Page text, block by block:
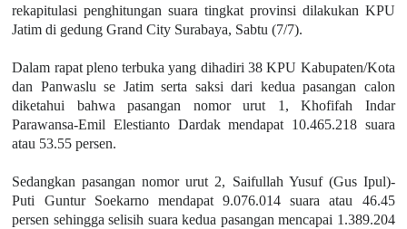
rekapitulasi penghitungan suara tingkat provinsi dilakukan KPU
Jatim di gedung Grand City Surabaya, Sabtu (7/7).
Dalam rapat pleno terbuka yang dihadiri 38 KPU Kabupaten/Kota
dan Panwaslu se Jatim serta saksi dari kedua pasangan calon
diketahui bahwa pasangan nomor urut 1, Khofifah Indar
Parawansa-Emil Elestianto Dardak mendapat 10.465.218 suara
atau 53.55 persen.
Sedangkan pasangan nomor urut 2, Saifullah Yusuf (Gus Ipul)-
Puti Guntur Soekarno mendapat 9.076.014 suara atau 46.45
persen sehingga selisih suara kedua pasangan mencapai 1.389.204